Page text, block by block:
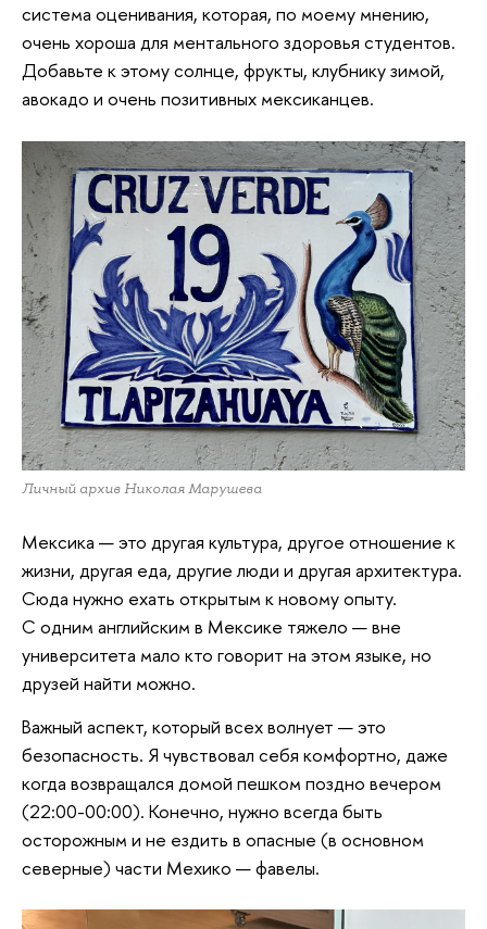
система оценивания, которая, по моему мнению,
очень хороша для ментального здоровья студентов.
Добавьте к этому солнце, фрукты, клубнику зимой,
авокадо и очень позитивных мексиканцев.
Личный архив Николая Марушева
Мексика — это другая культура, другое отношение к
жизни, другая еда, другие люди и другая архитектура.
Сюда нужно ехать открытым к новому опыту.
С одним английским в Мексике тяжело — вне
университета мало кто говорит на этом языке, но
друзей найти можно.
Важный аспект, который всех волнует — это
безопасность. Я чувствовал себя комфортно, даже
когда возвращался домой пешком поздно вечером
(22:00-00:00). Конечно, нужно всегда быть
осторожным и не ездить в опасные (в основном
северные) части Мехико — фавелы.